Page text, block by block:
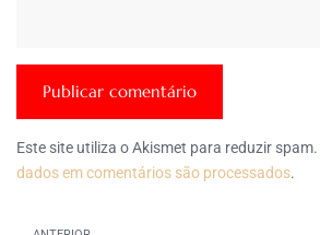
Este site utiliza o Akismet para reduzir spam.
dados em comentários são processados.